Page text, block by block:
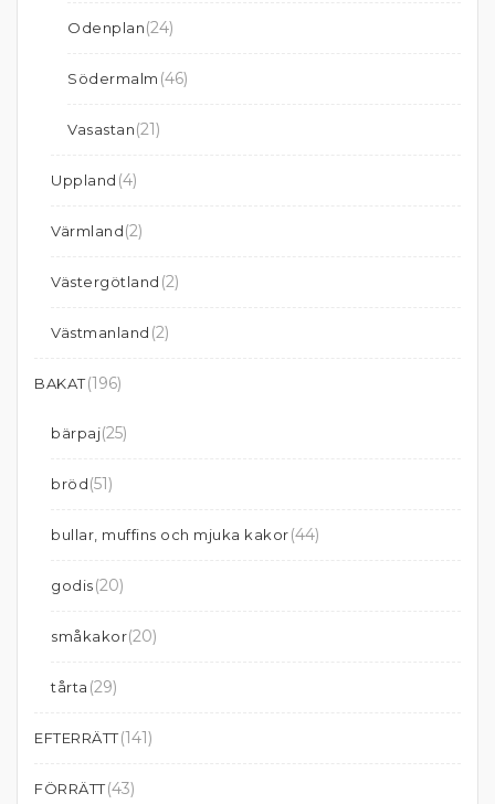
Odenplan(24)
Södermalm (46)
Vasastan(21)
Uppland (4)
Värmland(2)
Västergötland (2)
Västmanland (2)
BAKAT(196)
bärpaj(25)
bröd(51)
bullar, muffins och mjuka kakor(44)
godis(20)
småkakor(20)
tårta (29)
EFTERRÄTT(141)
FÖRRÄTT(43)